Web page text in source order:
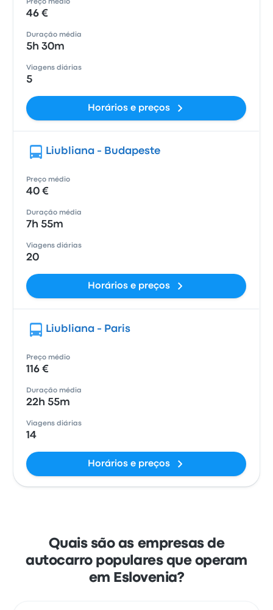
Preço médio
46 €
Duração média
5h 30m
Viagens diárias
5
Horários e preços
Liubliana - Budapeste
Preço médio
40 €
Duração média
7h 55m
Viagens diárias
20
Horários e preços
Liubliana - Paris
Preço médio
116 €
Duração média
22h 55m
Viagens diárias
14
Horários e preços
Quais são as empresas de
autocarro populares que operam
em Eslovenia?